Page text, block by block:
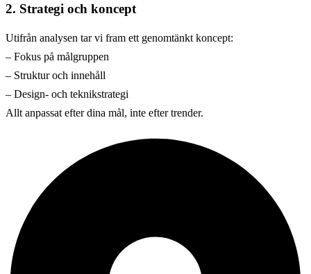
2. Strategi och koncept
Utifrån analysen tar vi fram ett genomtänkt koncept:
– Fokus på målgruppen
– Struktur och innehåll
– Design- och teknikstrategi
Allt anpassat efter dina mål, inte efter trender.